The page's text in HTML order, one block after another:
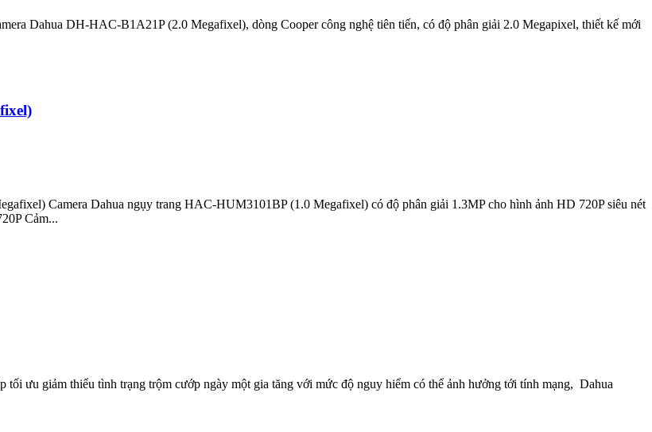
Dahua DH-HAC-B1A21P (2.0 Megafixel), dòng Cooper công nghệ tiên tiến, có độ phân giải 2.0 Megapixel, thiết kế mới
Camera Dahua ngụy trang HAC-HUM3101BP (1.0 Megafixel) có độ phân giải 1.3MP cho hình ảnh HD 720P siêu nét
Cảm...
ưu giảm thiểu tình trạng trộm cướp ngày một gia tăng với mức độ nguy hiểm có thể ảnh hưởng tới tính mạng, Dahua